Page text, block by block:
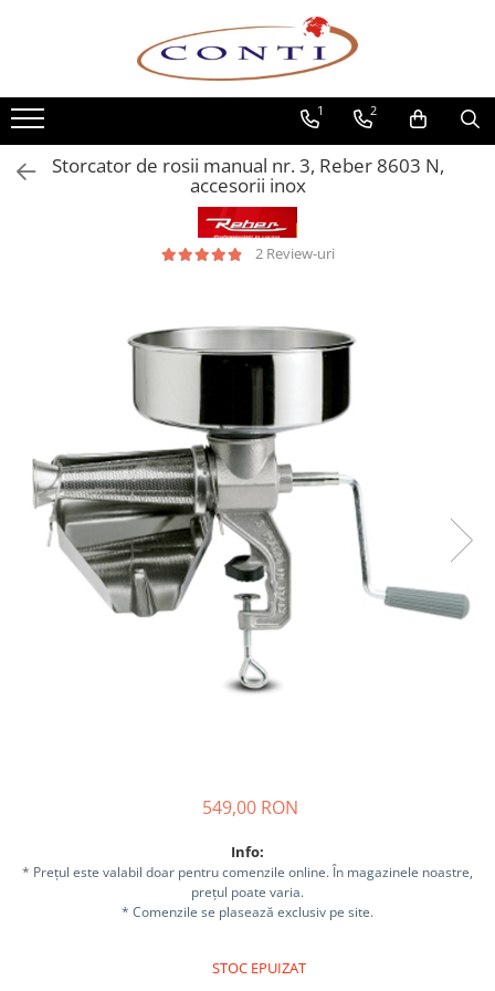
Toate Produsele
Casa si Gradina
Utilaje pentru gradina si accesorii
Atomizoare si Pulverizatoare
Drujbe si fierastraie cu lant
Fierastraie pentru busteni
Masini de tuns iarba si accesorii
Motocoase si accesorii
Motosape si Motocultoare
Masini de batut stalpi
Sisteme combinate &
multifunctionale
Tocatoare de crengi si resturi
vegetale
Tractoare si Utilaje agricole
Masini de umplut carnati
Storcatoare de rosii
1 2
Storcator de rosii manual nr. 3, Reber 8603 N,
accesorii inox
2 Review-uri
549,00 RON
Info:
* Prețul este valabil doar pentru comenzile online. În magazinele noastre,
prețul poate varia.
* Comenzile se plasează exclusiv pe site.
STOC EPUIZAT